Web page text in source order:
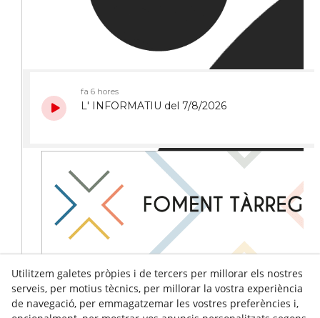
Utilitzem galetes pròpies i de tercers per millorar els nostres
serveis, per motius tècnics, per millorar la vostra experiència
de navegació, per emmagatzemar les vostres preferències i,